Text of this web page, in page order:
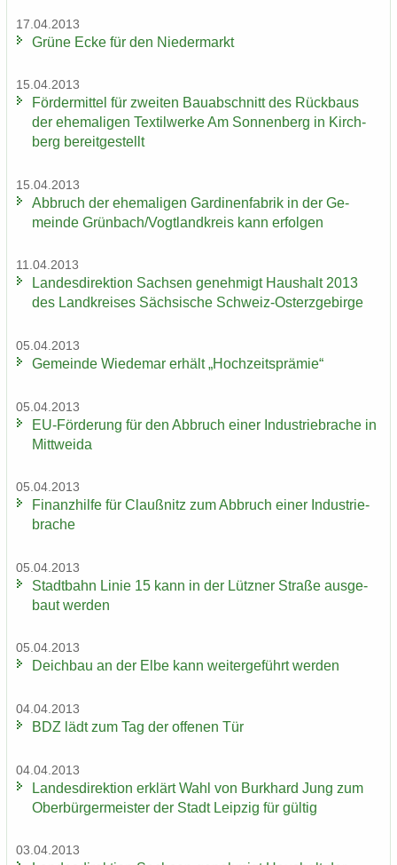
17.04.2013
Grüne Ecke für den Nie­der­markt
15.04.2013
För­der­mit­tel für zwei­ten Bau­ab­schnitt des Rück­baus
der ehe­ma­li­gen Tex­til­wer­ke Am Son­nen­berg in Kirch­
berg be­reit­ge­stellt
15.04.2013
Ab­bruch der ehe­ma­li­gen Gar­di­nen­fa­brik in der Ge­
mein­de Grün­bach/Vogt­land­kreis kann er­fol­gen
11.04.2013
Lan­des­di­rek­ti­on Sach­sen ge­neh­migt Haus­halt 2013
des Land­krei­ses Säch­si­sche Schweiz-​Osterzgebirge
05.04.2013
Ge­mein­de Wie­de­mar er­hält „Hoch­zeits­prä­mie“
05.04.2013
EU-​Förderung für den Ab­bruch einer In­dus­trie­bra­che in
Mitt­wei­da
05.04.2013
Fi­nanz­hil­fe für Clau­ß­nitz zum Ab­bruch einer In­dus­trie­
bra­che
05.04.2013
Stadt­bahn Linie 15 kann in der Lütz­ner Stra­ße aus­ge­
baut wer­den
05.04.2013
Deich­bau an der Elbe kann wei­ter­ge­führt wer­den
04.04.2013
BDZ lädt zum Tag der of­fe­nen Tür
04.04.2013
Lan­des­di­rek­ti­on er­klärt Wahl von Burk­hard Jung zum
Ober­bür­ger­meis­ter der Stadt Leip­zig für gül­tig
03.04.2013